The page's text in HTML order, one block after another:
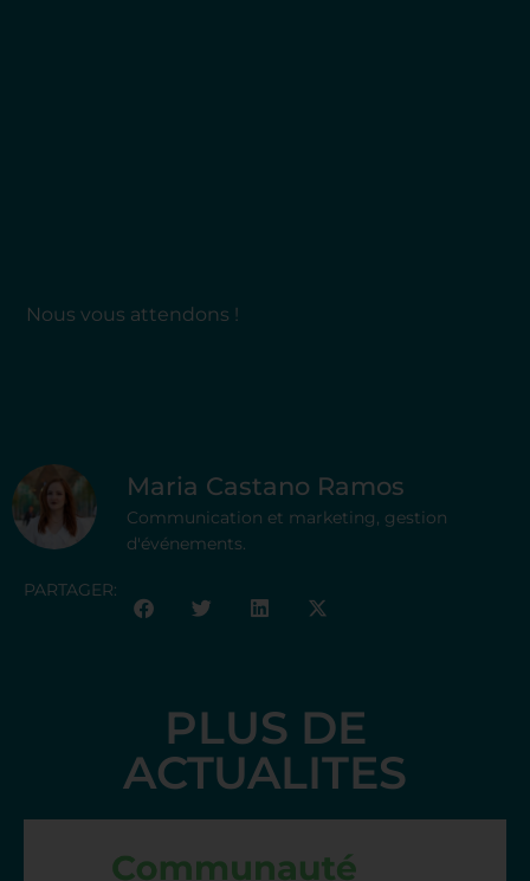
Nous vous attendons !
Maria Castano Ramos
Communication et marketing, gestion
d'événements.
PARTAGER:
PLUS DE
ACTUALITES